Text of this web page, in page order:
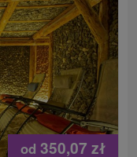
od 350,07zł